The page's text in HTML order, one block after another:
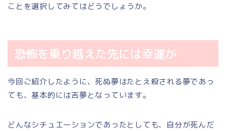
ことを選択してみてはどうでしょうか。
恐怖を乗り越えた先には幸運が
今回ご紹介したように、死ぬ夢はたとえ殺される夢であっ
ても、基本的には吉夢となっています。
どんなシチュエーションであったとしても、自分が死んだ